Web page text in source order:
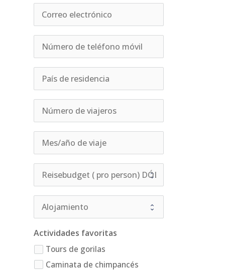
Actividades favoritas
Tours de gorilas
Caminata de chimpancés